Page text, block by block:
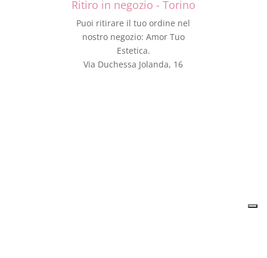
Ritiro in negozio - Torino
Puoi ritirare il tuo ordine nel
nostro negozio: Amor Tuo
Estetica.
Via Duchessa Jolanda, 16